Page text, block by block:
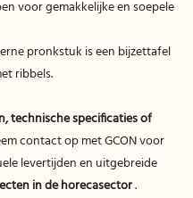
voor gemakkelijke en soepele
pronkstuk is een bijzettafel
ribbels.
technische specificaties of
contact op met GCON voor
levertijden en uitgebreide
in de horecasector.